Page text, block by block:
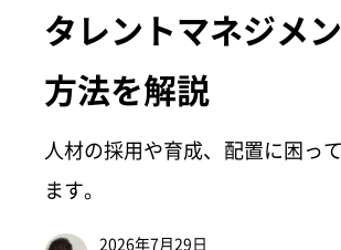
タレントマネジメ
方法を解説
人材の採用や育成、配置に困っ
ます。
2026年7月29日